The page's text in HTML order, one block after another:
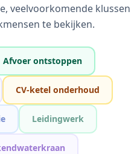
veelvoorkomende klussen
te bekijken.
Afvoer ontstoppen
CV-ketel onderhoud
Leidingwerk